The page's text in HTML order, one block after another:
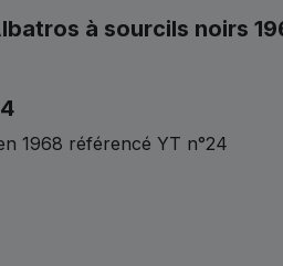
à sourcils noirs
1968 référencé YT n°24